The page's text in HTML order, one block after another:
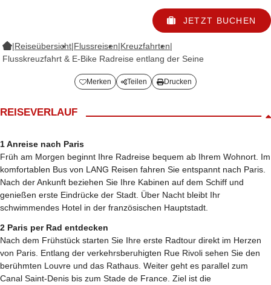
JETZT BUCHEN
|Reiseübersicht|Flussreisen|Kreuzfahrten|
Flusskreuzfahrt & E-Bike Radreise entlang der Seine
Merken Teilen Drucken
REISEVERLAUF
1 Anreise nach Paris
Früh am Morgen beginnt Ihre Radreise bequem ab Ihrem Wohnort. Im
komfortablen Bus von LANG Reisen fahren Sie entspannt nach Paris.
Nach der Ankunft beziehen Sie Ihre Kabinen auf dem Schiff und
genießen erste Eindrücke der Stadt. Über Nacht bleibt Ihr
schwimmendes Hotel in der französischen Hauptstadt.
2 Paris per Rad entdecken
Nach dem Frühstück starten Sie Ihre erste Radtour direkt im Herzen
von Paris. Entlang der verkehrsberuhigten Rue Rivoli sehen Sie den
berühmten Louvre und das Rathaus. Weiter geht es parallel zum
Canal Saint-Denis bis zum Stade de France. Ziel ist die